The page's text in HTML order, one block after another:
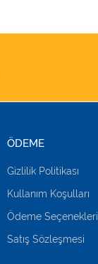
ÖDEME
Gizlilik Politikası
Kullanım Koşulları
Ödeme Seçenekleri
Satış Sözleşmesi